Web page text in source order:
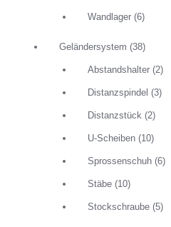
Wandlager (6)
Geländersystem (38)
Abstandshalter (2)
Distanzspindel (3)
Distanzstück (2)
U-Scheiben (10)
Sprossenschuh (6)
Stäbe (10)
Stockschraube (5)